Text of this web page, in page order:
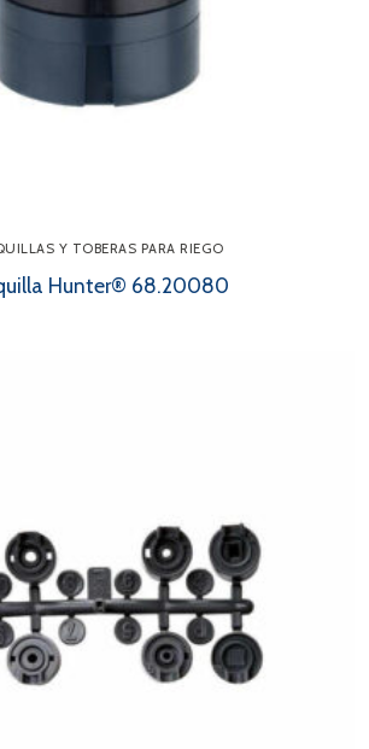
Y TOBERAS PARA RIEGO
Hunter® 68.20080